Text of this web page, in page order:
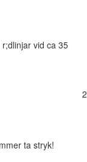
vid ca 35
2
ta stryk!